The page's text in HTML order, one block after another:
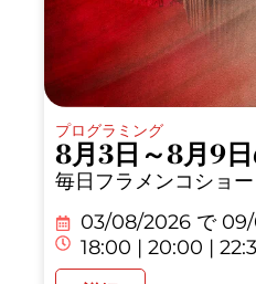
プログラミング
8月3日～8月9
毎日フラメンコショー
03/08/2026 で
18:00 | 20:00 |